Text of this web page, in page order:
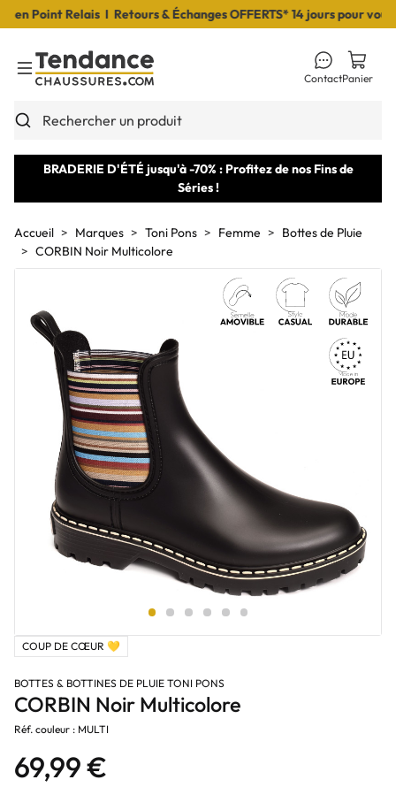
Point Relais I Retours & Échanges OFFERTS* 14 jours pour
Toggle Menu
Rechercher un produit
ContactPanier
BRADERIE D'ÉTÉ jusqu'à -70% : Profitez de nos Fins de
Séries !
Accueil Marques Toni Pons Femme
Bottes de Pluie
CORBIN Noir Multicolore
COUP DE CŒUR 💛
BOTTES & BOTTINES DE PLUIE TONI PONS
CORBIN Noir Multicolore
Réf. couleur : MULTI
69,99 €